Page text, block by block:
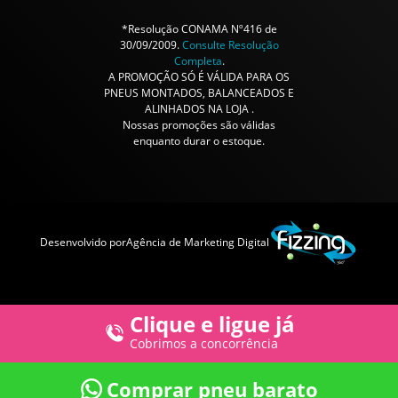
Clique e ligue já
Cobrimos a concorrência
Comprar pneu barato
*Resolução CONAMA Nº416 de
30/09/2009.Consulte Resolução
Completa.
A PROMOÇÃO SÓ É VÁLIDA PARA OS
PNEUS MONTADOS, BALANCEADOS E
ALINHADOS NA LOJA .
Nossas promoções são válidas
enquanto durar o estoque.
Desenvolvido porAgência de Marketing Digital